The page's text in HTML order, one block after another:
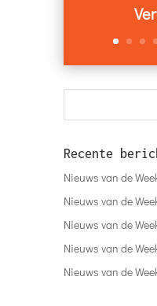
Recente
Nieuws van de
Nieuws van de
Nieuws van de
Nieuws van de
Nieuws van de